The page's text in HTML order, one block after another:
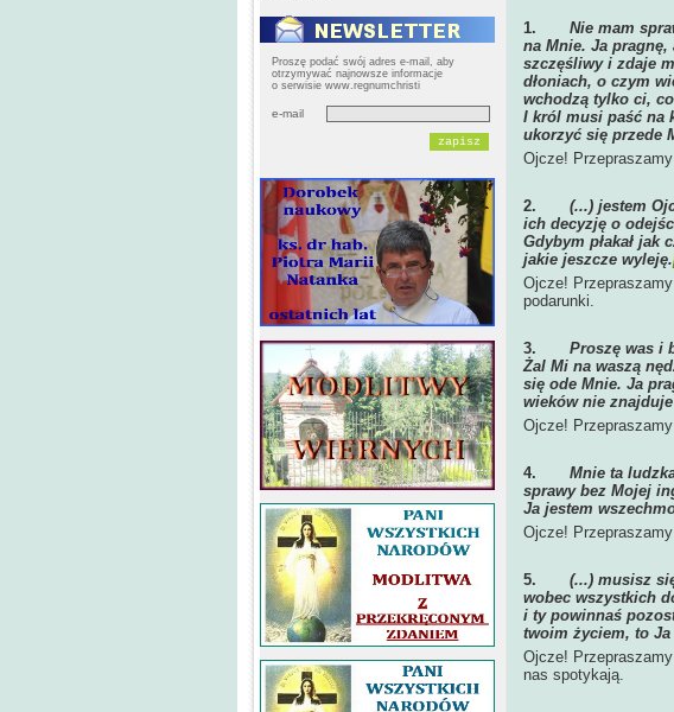
Proszę podać swój adres e-mail, aby
otrzymywać najnowsze informacje
o serwisie www.regnumchristi
e-mail
1. Nie mam
na Mnie. Ja
szczęśliwy i zdaje
dłoniach, o czym
wchodzą tylko ci,
I król musi paść na
ukorzyć się przede
Ojcze!
2. (...) jestem
ich decyzję o
Gdybym płakał jak
jakie jeszcze wyleję.
Ojcze!
podarunki.
3. Proszę was i
Żal Mi na waszą
się ode Mnie. Ja
wieków nie
Ojcze!
4. Mnie ta
sprawy bez Mojej
Ja jestem
Ojcze!
5. (...) musisz
wobec wszystkich
i ty powinnaś
twoim życiem, to
Ojcze!
nas spotykają.